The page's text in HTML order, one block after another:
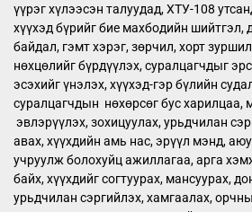
үүрэг хүлээсэн талуудад, ХТУ-108
хүүхэд бүрийг бие махбодийн шийтгэл,
байдал, гэмт хэрэг, зөрчил, хорт
нөхцөлийг бүрдүүлэх, суралцагчдыг
эсэхийг үнэлэх, хүүхэд-гэр бүлийн
суралцагчдын нөхөрсөг бус харилцаа,
эвлэрүүлэх, зохицуулах, урьдчилан
авах, хүүхдийн амь нас, эрүүл мэнд,
учруулж болохуйц ажиллагаа, арга
байх, хүүхдийг согтуурах, мансуурах,
урьдчилан сэргийлэх, хамгаалах,